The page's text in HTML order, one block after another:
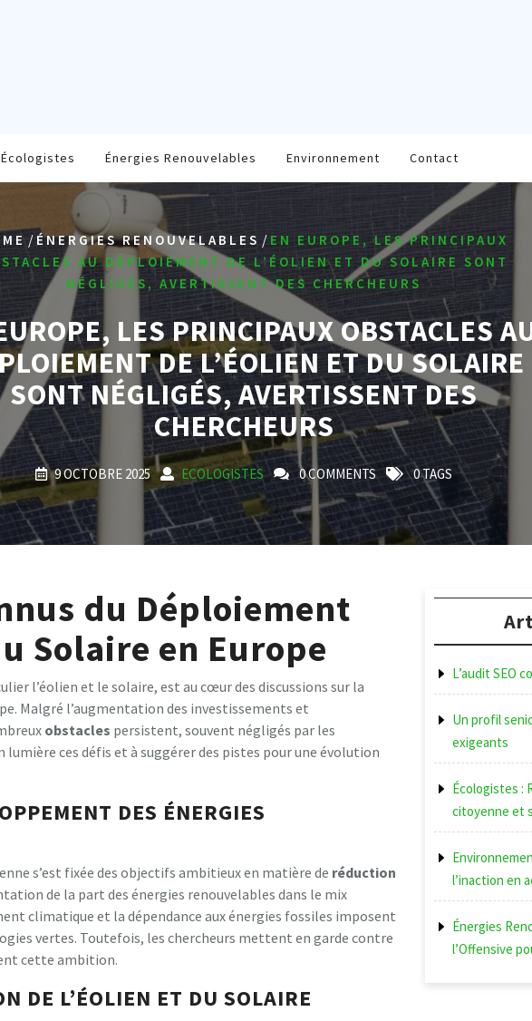
Écologistes Énergies Renouvelables Environnement Contact
/ ÉNERGIES RENOUVELABLES / EN EUROPE, LES PRINCIPAUX
AU DÉPLOIEMENT DE L’ÉOLIEN ET DU SOLAIRE SONT
NÉGLIGÉS, AVERTISSENT DES CHERCHEURS
LES PRINCIPAUX OBSTACLES
DE L’ÉOLIEN ET DU SOLAIRE
SONT NÉGLIGÉS, AVERTISSENT DES
CHERCHEURS
9 OCTOBRE 2025 ECOLOGISTES 0 COMMENTS 0 TAGS
du Déploiement
Solaire en Europe
l’éolien et le solaire, est au cœur des discussions sur la
Malgré l’augmentation des investissements et
obstacles persistent, souvent négligés par les
lumière ces défis et à suggérer des pistes pour une évolution
DES ÉNERGIES
s’est fixée des objectifs ambitieux en matière de réduction
de la part des énergies renouvelables dans le mix
climatique et la dépendance aux énergies fossiles imposent
vertes. Toutefois, les chercheurs mettent en garde contre
cette ambition.
DE L’ÉOLIEN ET DU SOLAIRE
L’audit SEO
Un profil
exigeants
Écologistes :
citoyenne et
l’inaction en
Énergies
l’Offensive